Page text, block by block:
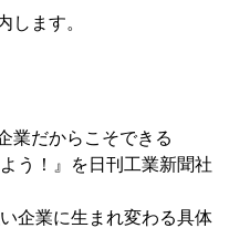
します。
業だからこそできる
う！』を日刊工業新聞社
企業に生まれ変わる具体